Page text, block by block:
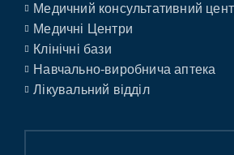
Медичний консультативний
Медичні Центри
Клінічні бази
Навчально-виробнича аптека
Лікувальний відділ